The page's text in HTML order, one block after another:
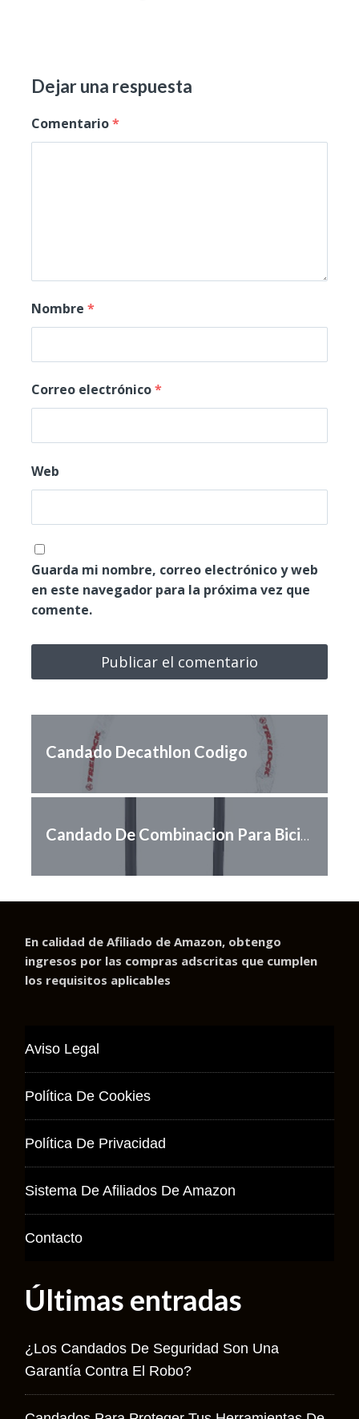
Dejar una respuesta
Comentario*
Nombre *
Correo electrónico*
Web
Guarda mi nombre, correo electrónico y web
en este navegador para la próxima vez que
comente.
Candado Decathlon Codigo
Candado De Combinacion Para Bicicleta
En calidad de Afiliado de Amazon, obtengo
ingresos por las compras adscritas que cumplen
los requisitos aplicables
Aviso Legal
Política De Cookies
Política De Privacidad
Sistema De Afiliados De Amazon
Contacto
Últimas entradas
¿Los Candados De Seguridad Son Una
Garantía Contra El Robo?